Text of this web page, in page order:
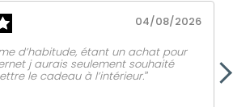
04/08/2026
d’habitude, étant un achat pour
j aurais seulement souhaité
le cadeau à l’intérieur.ˮ